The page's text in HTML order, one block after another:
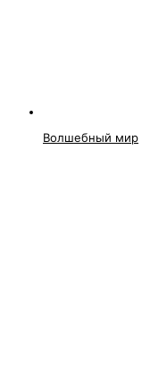
Волшебный мир